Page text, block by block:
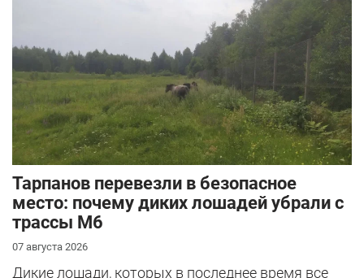
Тарпанов перевезли в безопасное
место: почему диких лошадей убрали с
трассы М6
07 августа 2026
Дикие лошади, которых в последнее время все